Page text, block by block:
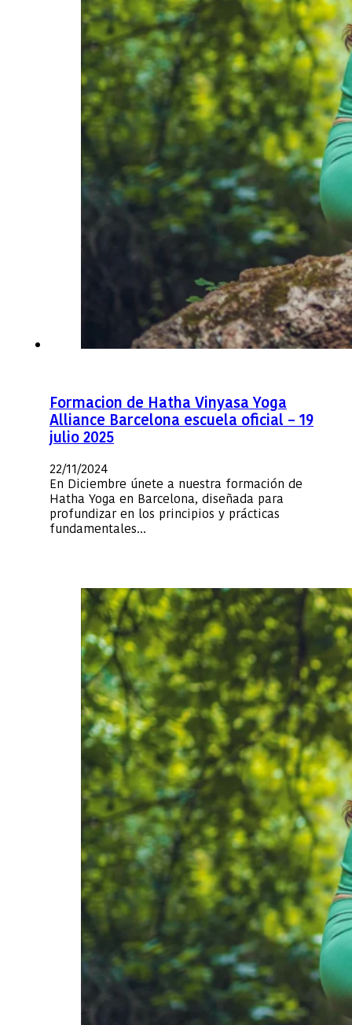
Formacion de Hatha Vinyasa Yoga
Alliance Barcelona escuela oficial – 19
julio 2025
22/11/2024
En Diciembre únete a nuestra formación de
Hatha Yoga en Barcelona, diseñada para
profundizar en los principios y prácticas
fundamentales…